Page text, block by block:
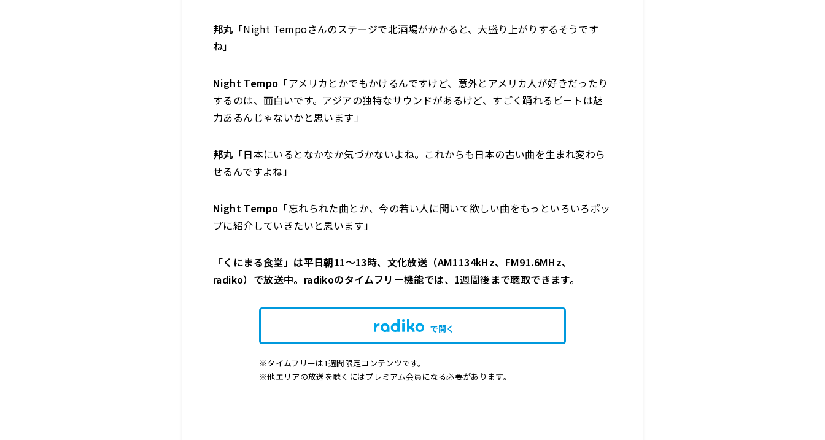
邦丸 「Night Tempoさんのステージで北酒場がかかると、大盛り上がりするそうです
ね」
Night Tempo 「アメリカとかでもかけるんですけど、意外とアメリカ人が好きだったり
するのは、面白いです。アジアの独特なサウンドがあるけど、すごく踊れるビートは魅
力あるんじゃないかと思います」
邦丸 「日本にいるとなかなか気づかないよね。これからも日本の古い曲を生まれ変わら
せるんですよね」
Night Tempo 「忘れられた曲とか、今の若い人に聞いて欲しい曲をもっといろいろポッ
プに紹介していきたいと思います」
「くにまる食堂」は平日朝11～13時、文化放送（AM1134kHz、FM91.6MHz、
radiko）で放送中。radikoのタイムフリー機能では、1週間後まで聴取できます。
で開く
※タイムフリーは1週間限定コンテンツです。
※他エリアの放送を聴くにはプレミアム会員になる必要があります。